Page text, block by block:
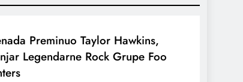
Preminuo Taylor Hawkins,
Legendarne Rock Grupe Foo